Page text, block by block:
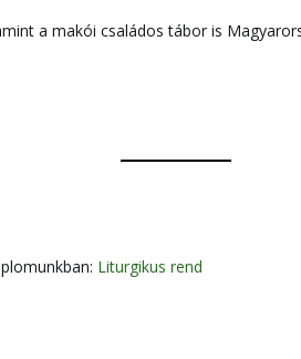
a makói családos tábor is
Liturgikus rend